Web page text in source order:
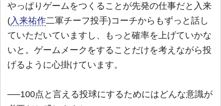
やっぱりゲームをつくることが先発の仕事だと入来
( 入来祐作二軍チーフ投手)コーチからもずっと話し
ていただいていますし、もっと確率を上げていかな
いと。ゲームメークをすることだけを考えながら投
げるように心掛けています。
──100点と言える投球にするためにはどんな意識が